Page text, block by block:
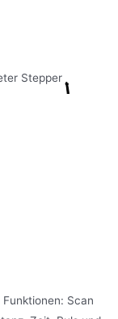
Scan